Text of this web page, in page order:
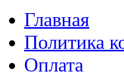
Главная
Политика
Оплата